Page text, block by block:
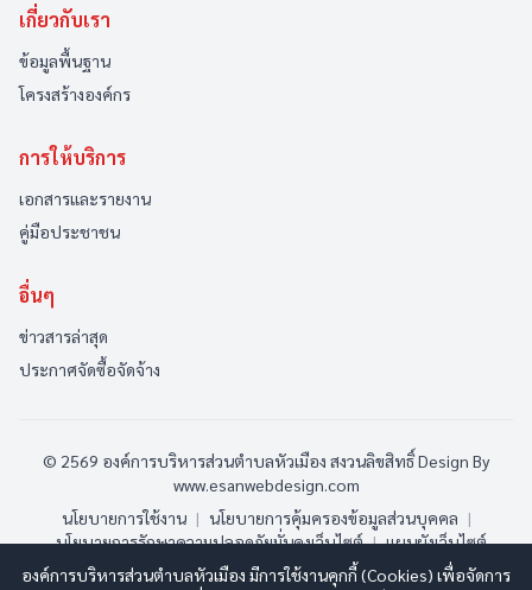
เกี่ยวกับเรา
ข้อมูลพื้นฐาน
โครงสร้างองค์กร
การให้บริการ
เอกสารและรายงาน
คู่มือประชาชน
อื่นๆ
ข่าวสารล่าสุด
ประกาศจัดซื้อจัดจ้าง
© 2569 องค์การบริหารส่วนตำบลหัวเมือง สงวนลิขสิทธิ์Design By
www.esanwebdesign.com
นโยบายการใช้งาน | นโยบายการคุ้มครองข้อมูลส่วนบุคคล |
นโยบายการรักษาความปลอดภัยมั่นคงเว็บไซต์ | แผนผังเว็บไซต์
ออนไลน์:1 ทั้งหมด:135 (ดูสถิติทั้งหมด)
องค์การบริหารส่วนตำบลหัวเมือง มีการใช้งานคุกกี้ (Cookies) เพื่อจัดการ